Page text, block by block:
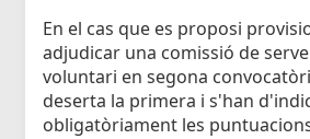
En el cas que es proposi
adjudicar una comissió de
voluntari en segona
deserta la primera i s'han
obligatòriament les